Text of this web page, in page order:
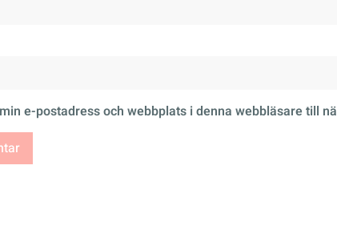
e-postadress och webbplats i denna webbläsare till